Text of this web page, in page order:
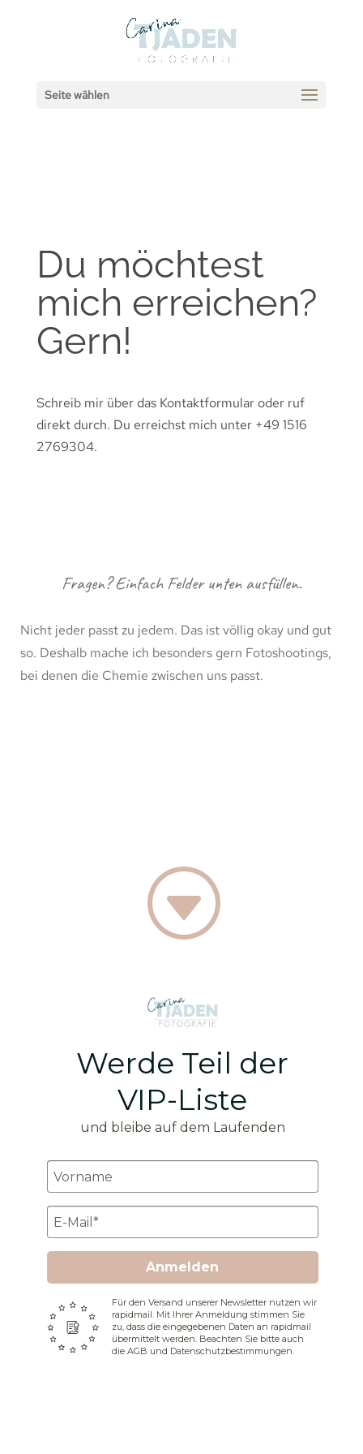
Seite wählen
Du möchtest
mich erreichen?
Gern!
Schreib mir über das Kontaktformular oder ruf
direkt durch. Du erreichst mich unter +49 1516
2769304.
Fragen? Einfach Felder unten ausfüllen.
Nicht jeder passt zu jedem. Das ist völlig okay und gut
so. Deshalb mache ich besonders gern Fotoshootings,
bei denen die Chemie zwischen uns passt.
G
Werde Teil der
VIP-Liste
und bleibe auf dem Laufenden
Anmelden
Für den Versand unserer Newsletter nutzen wir
rapidmail. Mit Ihrer Anmeldung stimmen Sie
zu, dass die eingegebenen Daten an rapidmail
übermittelt werden. Beachten Sie bitte auch
die AGB und Datenschutzbestimmungen.